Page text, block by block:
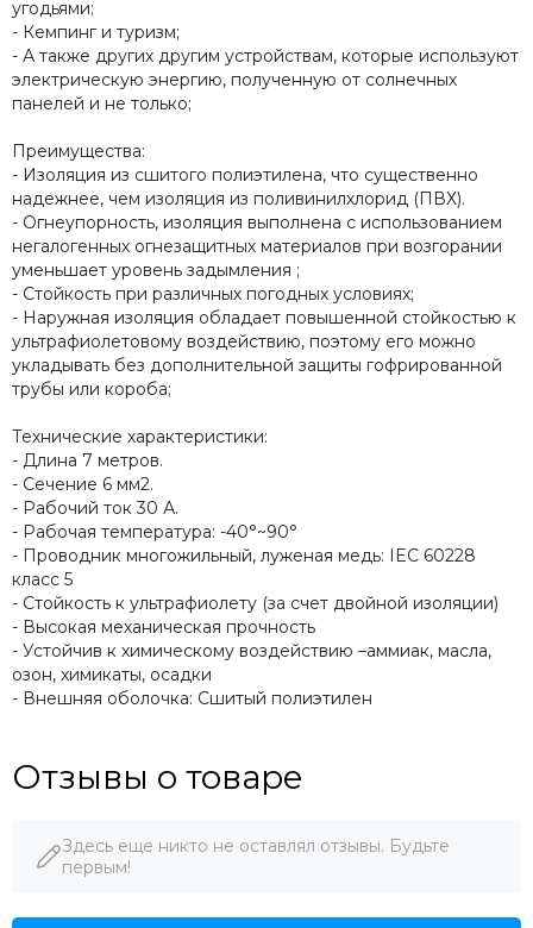
угодьями;
- Кемпинг и туризм;
- А также других другим устройствам, которые используют
электрическую энергию, полученную от солнечных
панелей и не только;
Преимущества:
- Изоляция из сшитого полиэтилена, что существенно
надежнее, чем изоляция из поливинилхлорид (ПВХ).
- Огнеупорность, изоляция выполнена с использованием
негалогенных огнезащитных материалов при возгорании
уменьшает уровень задымления ;
- Стойкость при различных погодных условиях;
- Наружная изоляция обладает повышенной стойкостью к
ультрафиолетовому воздействию, поэтому его можно
укладывать без дополнительной защиты гофрированной
трубы или короба;
Технические характеристики:
- Длина 7 метров.
- Сечение 6 мм2.
- Рабочий ток 30 А.
- Рабочая температура: -40°~90°
- Проводник многожильный, луженая медь: IEC 60228
класс 5
- Стойкость к ультрафиолету (за счет двойной изоляции)
- Высокая механическая прочность
- Устойчив к химическому воздействию –аммиак, масла,
озон, химикаты, осадки
- Внешняя оболочка: Сшитый полиэтилен
Отзывы о товаре
Здесь еще никто не оставлял отзывы. Будьте
первым!